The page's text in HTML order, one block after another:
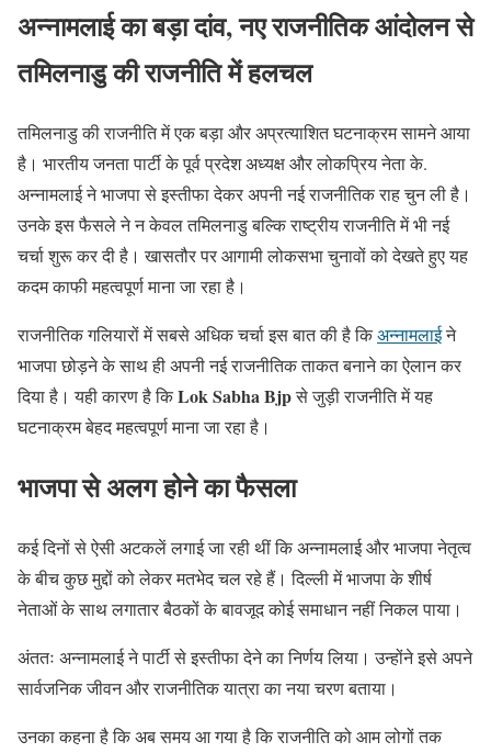
अन्नामलाई का बड़ा दांव, नए राजनीतिक आंदोलन से
तमिलनाडु की राजनीति में हलचल
तमिलनाडु की राजनीति में एक बड़ा और अप्रत्याशित घटनाक्रम सामने आया
है। भारतीय जनता पार्टी के पूर्व प्रदेश अध्यक्ष और लोकप्रिय नेता के.
अन्नामलाई ने भाजपा से इस्तीफा देकर अपनी नई राजनीतिक राह चुन ली है।
उनके इस फैसले ने न केवल तमिलनाडु बल्कि राष्ट्रीय राजनीति में भी नई
चर्चा शुरू कर दी है। खासतौर पर आगामी लोकसभा चुनावों को देखते हुए यह
कदम काफी महत्वपूर्ण माना जा रहा है।
राजनीतिक गलियारों में सबसे अधिक चर्चा इस बात की है किअन्नामलाईने
भाजपा छोड़ने के साथ ही अपनी नई राजनीतिक ताकत बनाने का ऐलान कर
दिया है। यही कारण है किLok Sabha Bjpसे जुड़ी राजनीति में यह
घटनाक्रम बेहद महत्वपूर्ण माना जा रहा है।
भाजपा से अलग होने का फैसला
कई दिनों से ऐसी अटकलें लगाई जा रही थीं कि अन्नामलाई और भाजपा नेतृत्व
के बीच कुछ मुद्दों को लेकर मतभेद चल रहे हैं। दिल्ली में भाजपा के शीर्ष
नेताओं के साथ लगातार बैठकों के बावजूद कोई समाधान नहीं निकल पाया।
अंततः अन्नामलाई ने पार्टी से इस्तीफा देने का निर्णय लिया। उन्होंने इसे अपने
सार्वजनिक जीवन और राजनीतिक यात्रा का नया चरण बताया।
उनका कहना है कि अब समय आ गया है कि राजनीति को आम लोगों तक